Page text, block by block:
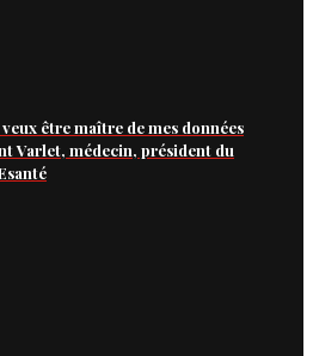
être maître de mes données
Varlet, médecin, président du